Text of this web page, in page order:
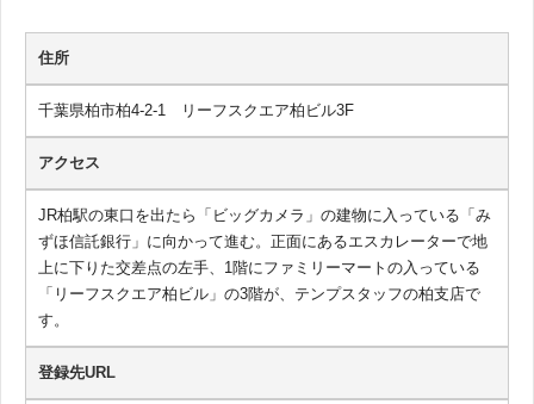
住所
千葉県柏市柏4-2-1 リーフスクエア柏ビル3F
アクセス
JR柏駅の東口を出たら「ビッグカメラ」の建物に入っている「み
ずほ信託銀行」に向かって進む。正面にあるエスカレーターで地
上に下りた交差点の左手、1階にファミリーマートの入っている
「リーフスクエア柏ビル」の3階が、テンプスタッフの柏支店で
す。
登録先URL